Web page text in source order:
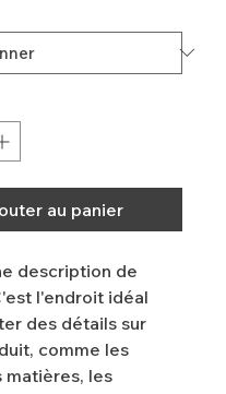
au panier
description de
l'endroit idéal
des détails sur
comme les
matières, les